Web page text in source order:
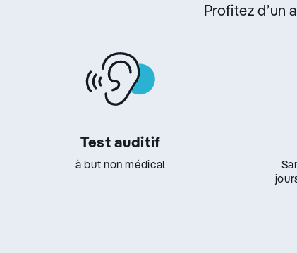
Profitez
Test auditif
à but non médical